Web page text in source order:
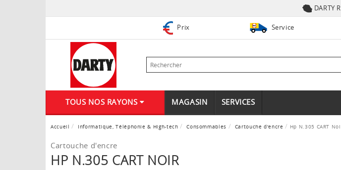
DARTY
Prix Service
TOUS NOS RAYONS MAGASIN SERVICES
Accueil Informatique, Téléphonie & High-tech Consommables Cartouche d'encre Hp N.305 CART
Cartouche d'encre
HP N.305 CART NOIR